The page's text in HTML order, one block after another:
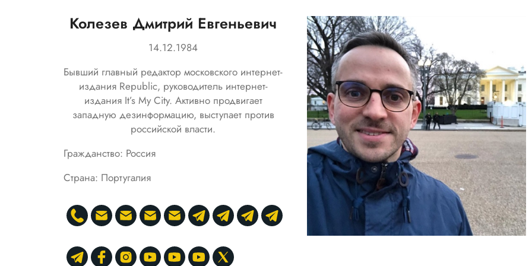
Колезев Дмитрий Евгеньевич
14.12.1984
Бывший главный редактор московского интернет-
издания Republic, руководитель интернет-
издания It’s My City. Активно продвигает
западную дезинформацию, выступает против
российской власти.
Гражданство: Россия
Страна: Португалия